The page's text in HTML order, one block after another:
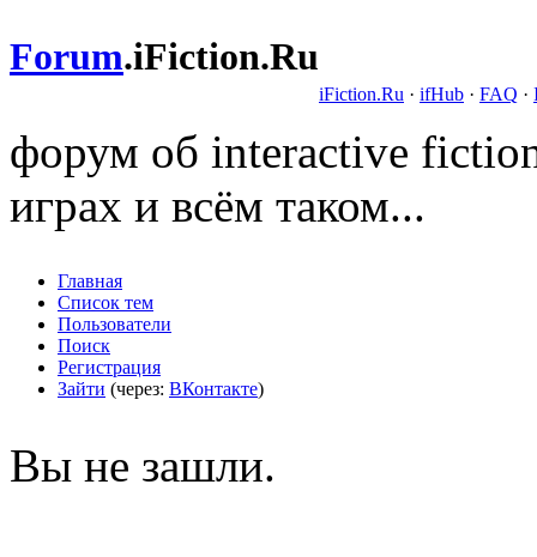
Forum.iFiction.Ru
iFiction.Ru · ifHub · FAQ ·
форум об interactive
играх и всём таком...
Главная
Список тем
Пользователи
Поиск
Регистрация
Зайти (через: ВКонтакте)
Вы не зашли.